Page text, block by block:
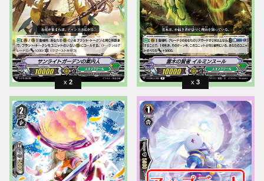
2 3